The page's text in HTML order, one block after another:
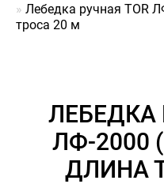
Лебедка ручная TOR
троса 20 м
ЛЕБЕДКА
ЛФ-2000
ДЛИНА